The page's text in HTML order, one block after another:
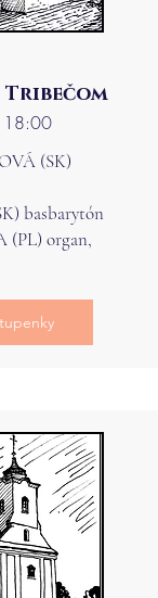
18:00
(SK)
basbarytón
organ,